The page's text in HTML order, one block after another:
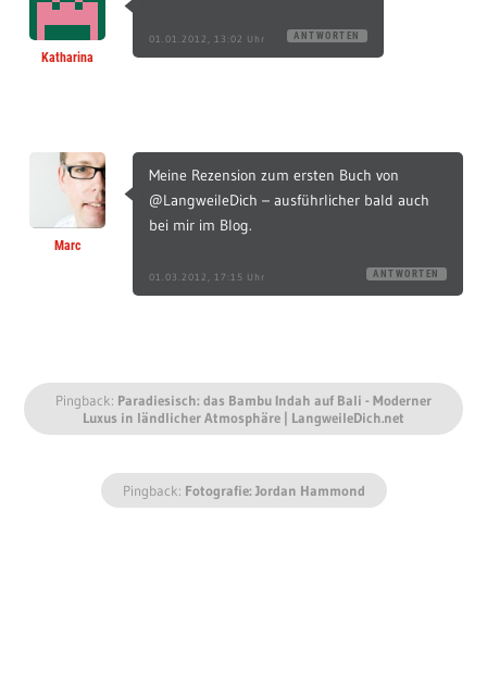
Katharina
01.01.2012, 13:02 Uhr ANTWORTEN
Marc
Meine Rezension zum ersten Buch von
@LangweileDich – ausführlicher bald auch
bei mir im Blog.
01.03.2012, 17:15 Uhr ANTWORTEN
Pingback: Paradiesisch: das Bambu Indah auf Bali - Moderner
Luxus in ländlicher Atmosphäre | LangweileDich.net
Pingback: Fotografie: Jordan Hammond